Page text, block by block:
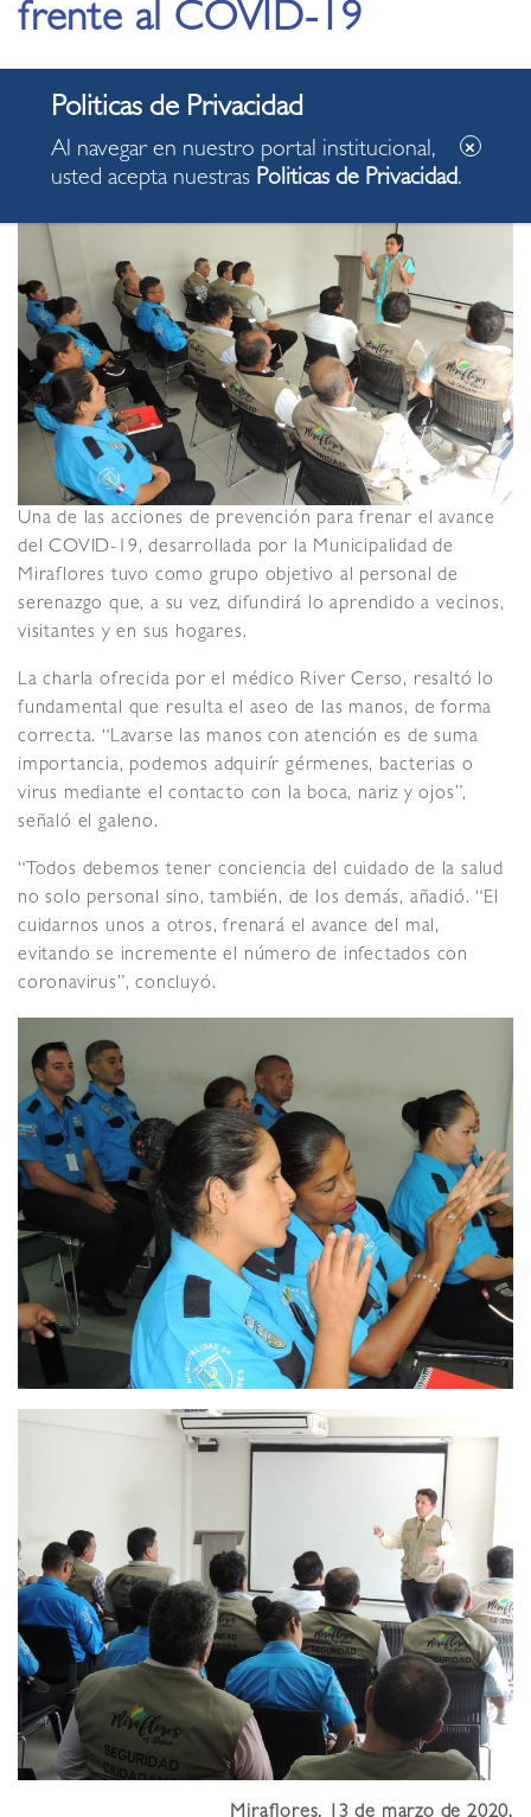
frente al COVID-19
13.03.2020
Una de las acciones de prevención para frenar el avance
del COVID-19, desarrollada por la Municipalidad de
Miraflores tuvo como grupo objetivo al personal de
serenazgo que, a su vez, difundirá lo aprendido a vecinos,
visitantes y en sus hogares.
La charla ofrecida por el médico River Cerso, resaltó lo
fundamental que resulta el aseo de las manos, de forma
correcta. “Lavarse las manos con atención es de suma
importancia, podemos adquirír gérmenes, bacterias o
virus mediante el contacto con la boca, nariz y ojos”,
señaló el galeno.
“Todos debemos tener conciencia del cuidado de la salud
no solo personal sino, también, de los demás, añadió. “El
cuidarnos unos a otros, frenará el avance del mal,
evitando se incremente el número de infectados con
coronavirus”, concluyó.
Al navegar en nuestro portal institucional,
usted acepta nuestras Politicas de Privacidad.